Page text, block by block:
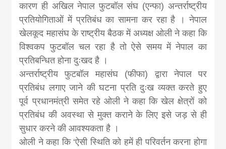
कारण ही अखिल नेपाल फुटबॉल संघ (एन्फा) अन्तर्राष्ट्रीय
प्रतियोगिताओं में प्रतिबंध का सामना कर रहा है । नेपाल
खेलकूद महासंघ के राष्ट्रीय बैठक में अध्यक्ष ओली ने कहा कि
विश्वकप फुटबॉल चल रहा है तो ऐसे समय में नेपाल का
प्रतिबन्धित होना दुःखद है ।
अन्तर्राष्ट्रीय फुटबॉल महासंघ (फीफा) द्वारा नेपाल पर
प्रतिबंध लगाए जाने की घटना प्रति दुःख व्यक्त करते हुए
पूर्व प्रधानमंत्री समेत रहे ओली ने कहा कि खेल क्षेत्रों को
प्रतिबंध की अवस्था से मुक्त कराने के लिए इसे जड़ से ही
सुधार करने की आवश्यकता है ।
ओली ने कहा कि ‘ऐसी स्थिति को हमें ही परिवर्तन करना होगा